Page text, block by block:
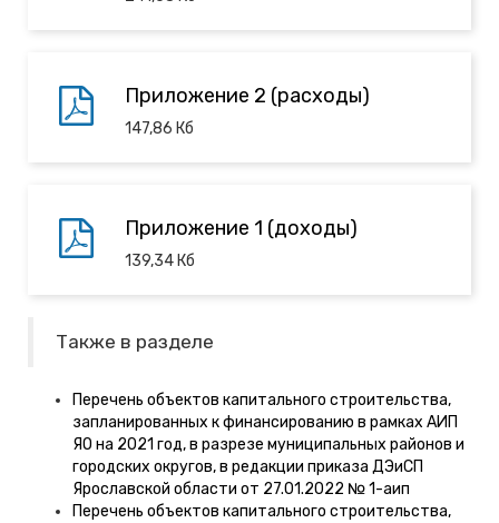
Приложение 2 (расходы)
147,86 Кб
Приложение 1 (доходы)
139,34 Кб
Также в разделе
Перечень объектов капитального строительства,
запланированных к финансированию в рамках АИП
ЯО на 2021 год, в разрезе муниципальных районов и
городских округов, в редакции приказа ДЭиСП
Ярославской области от 27.01.2022 № 1-аип
Перечень объектов капитального строительства,